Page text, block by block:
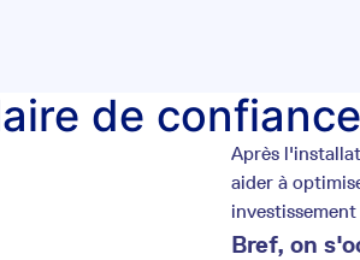
de confiance
Après
aider à
investissement
Bref, on